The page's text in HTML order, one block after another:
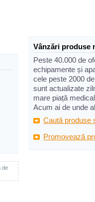
de
Vânzări produse
Peste 40.000 de
echipamente și
cele peste 2000
sunt actualizate
mare piață
Acum ai de unde
Caută produse
Promovează